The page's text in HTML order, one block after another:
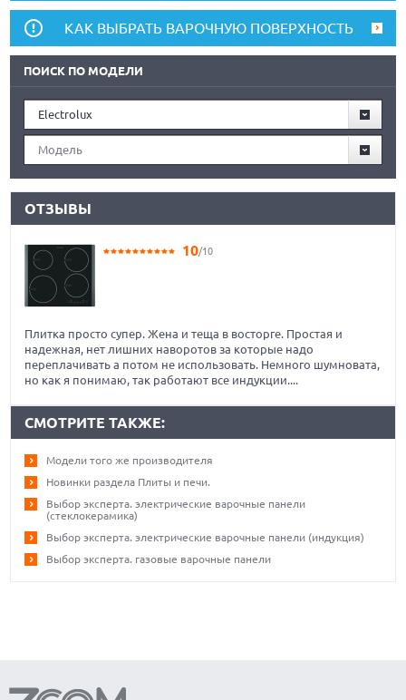
КАК ВЫБРАТЬ ВАРОЧНУЮ ПОВЕРХНОСТЬ
ПОИСК ПО МОДЕЛИ
Electrolux
Модель
ОТЗЫВЫ
10/10
Плитка просто супер. Жена и теща в восторге. Простая и
надежная, нет лишних наворотов за которые надо
переплачивать а потом не использовать. Немного шумновата,
но как я понимаю, так работают все индукции....
СМОТРИТЕ ТАКЖЕ:
Модели того же производителя
Новинки раздела Плиты и печи.
Выбор эксперта. электрические варочные панели
(стеклокерамика)
Выбор эксперта. электрические варочные панели (индукция)
Выбор эксперта. газовые варочные панели